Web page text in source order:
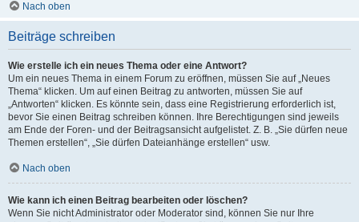
Nach oben
Beiträge schreiben
Wie erstelle ich ein neues Thema oder eine Antwort?
Um ein neues Thema in einem Forum zu eröffnen, müssen Sie auf „Neues
Thema“ klicken. Um auf einen Beitrag zu antworten, müssen Sie auf
„Antworten“ klicken. Es könnte sein, dass eine Registrierung erforderlich ist,
bevor Sie einen Beitrag schreiben können. Ihre Berechtigungen sind jeweils
am Ende der Foren- und der Beitragsansicht aufgelistet. Z. B. „Sie dürfen neue
Themen erstellen“, „Sie dürfen Dateianhänge erstellen“ usw.
Nach oben
Wie kann ich einen Beitrag bearbeiten oder löschen?
Wenn Sie nicht Administrator oder Moderator sind, können Sie nur Ihre